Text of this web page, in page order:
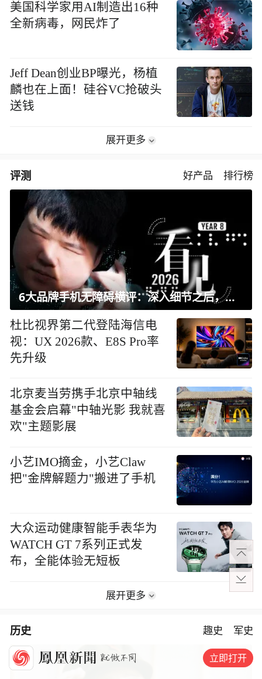
美国科学家用AI制造出16种
全新病毒，网民炸了
Jeff Dean创业BP曝光，杨植
麟也在上面！硅谷VC抢破头
送钱
展开更多
评测 好产品 排行榜
6大品牌手机无障碍横评：深入细节之后，似乎只有苹果能挺住？｜ 看见2026
杜比视界第二代登陆海信电
视：UX 2026款、E8S Pro率
先升级
北京麦当劳携手北京中轴线
基金会启幕"中轴光影 我就喜
欢"主题影展
小艺IMO摘金，小艺Claw
把"金牌解题力"搬进了手机
大众运动健康智能手表华为
WATCH GT 7系列正式发
布，全能体验无短板
展开更多
历史 趣史 军史
立即打开